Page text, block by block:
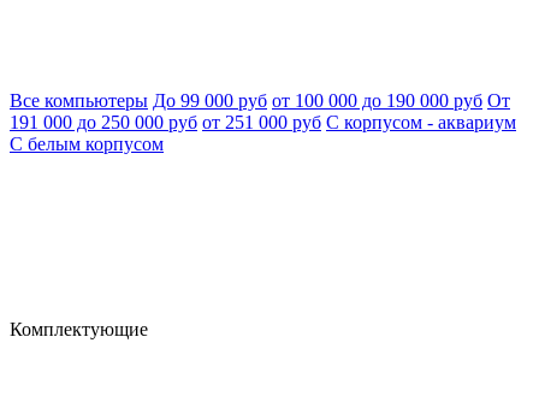
Все компьютеры До 99 000 руб от 100 000 до 190 000 руб От
191 000 до 250 000 руб от 251 000 руб С корпусом - аквариум
С белым корпусом
Комплектующие